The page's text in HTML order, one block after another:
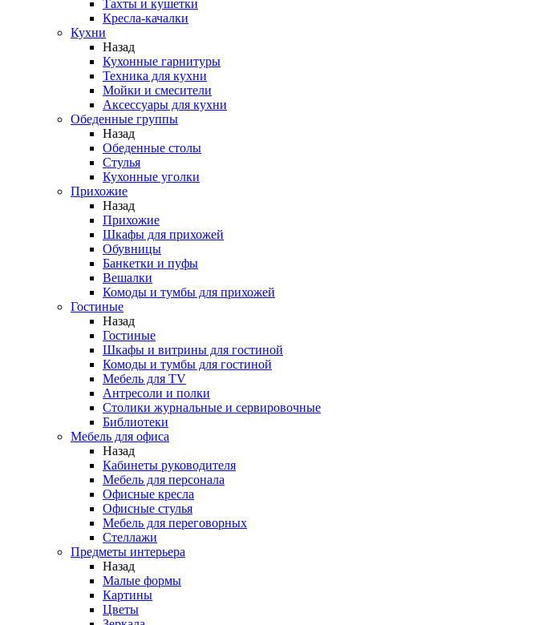
Тахты и кушетки
Кресла-качалки
Кухни
Назад
Кухонные гарнитуры
Техника для кухни
Мойки и смесители
Аксессуары для кухни
Обеденные группы
Назад
Обеденные столы
Стулья
Кухонные уголки
Прихожие
Назад
Прихожие
Шкафы для прихожей
Обувницы
Банкетки и пуфы
Вешалки
Комоды и тумбы для прихожей
Гостиные
Назад
Гостиные
Шкафы и витрины для гостиной
Комоды и тумбы для гостиной
Мебель для TV
Антресоли и полки
Столики журнальные и сервировочные
Библиотеки
Мебель для офиса
Назад
Кабинеты руководителя
Мебель для персонала
Офисные кресла
Офисные стулья
Мебель для переговорных
Стеллажи
Предметы интерьера
Назад
Малые формы
Картины
Цветы